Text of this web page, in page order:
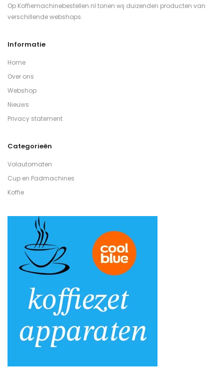
Op Koffiemachinebestellen.nl tonen wij duizenden producten van
verschillende webshops.
Informatie
Home
Over ons
Webshop
Nieuws
Privacy statement
Categorieën
Volautomaten
Cup en Padmachines
Koffie